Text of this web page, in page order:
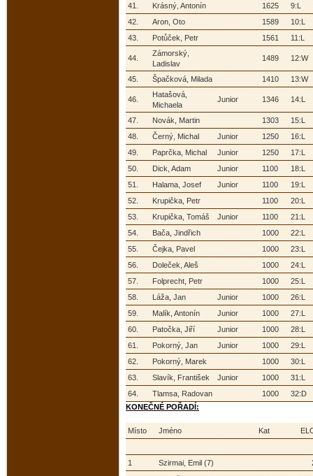
41.
Krásný, Antonín 1625
9:L
42.
Aron, Oto 1589
10:L
43.
Potůček, Petr 1561 11:L
44.
Zámorský,
Ladislav
1489 12:W
45. Špačková, Milada 1410 13:W
46.
Hatašová,
Michaela
Junior 1346 14:L
47. Novák, Martin 1303
15:L
48.
Černý, Michal Junior 1250
16:L
49.
Paprčka, Michal Junior 1250
17:L
50.
Dick, Adam Junior 1100
18:L
51.
Halama, Josef Junior 1100
19:L
52.
Krupička, Petr 1100
20:L
53.
Krupička, Tomáš Junior 1100
21:L
54.
Bača, Jindřich 1000
22:L
55.
Čejka, Pavel 1000
23:L
56.
Doleček, Aleš 1000
24:L
57.
Folprecht, Petr 1000
25:L
58.
Láža, Jan Junior 1000
26:L
59.
Malík, Antonín Junior 1000
27:L
60.
Patočka, Jiří Junior 1000
28:L
61.
Pokorný, Jan Junior 1000
29:L
62.
Pokorný, Marek 1000
30:L
63.
Slavík, František Junior 1000
31:L
64.
Tlamsa, Radovan 1000
32:D
KONEČNÉ POŘADÍ:
Místo Jméno Kat
1 Szirmai, Emil (7)